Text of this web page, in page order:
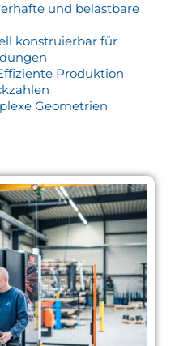
und belastbare
konstruierbar für
Produktion
Geometrien